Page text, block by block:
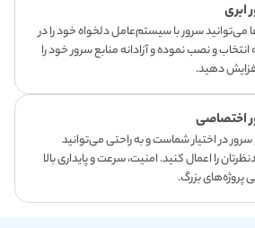
ابری
می‌توانید سرور با سیستم‌عامل دلخواه خود را در
و نصب نموده و آزادانه منابع سرور خود را
دهید.
اختصاصی
سرور در اختیار شماست و به راحتی می‌توانید
را اعمال کنید. امنیت، سرعت و پایداری بالا
پروژه‌های بزرگ.